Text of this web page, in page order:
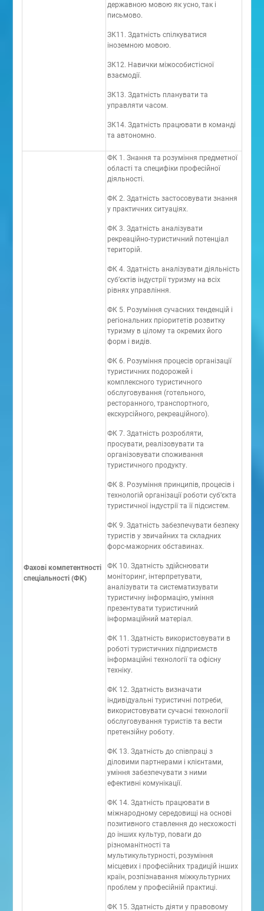
державною мовою як усно, так і
письмово.
ЗК11. Здатність спілкуватися
іноземною мовою.
ЗК12. Навички міжособистісної
взаємодії.
ЗК13. Здатність планувати та
управляти часом.
ЗК14. Здатність працювати в команді
та автономно.
Фахові компетентності
спеціальності (ФК)
ФК 1. Знання та розуміння предметної
області та специфіки професійної
діяльності.
ФК 2. Здатність застосовувати знання
у практичних ситуаціях.
ФК 3. Здатність аналізувати
рекреаційно-туристичний потенціал
територій.
ФК 4. Здатність аналізувати діяльність
суб’єктів індустрії туризму на всіх
рівнях управління.
ФК 5. Розуміння сучасних тенденцій і
регіональних пріоритетів розвитку
туризму в цілому та окремих його
форм і видів.
ФК 6. Розуміння процесів організації
туристичних подорожей і
комплексного туристичного
обслуговування (готельного,
ресторанного, транспортного,
екскурсійного, рекреаційного).
ФК 7. Здатність розробляти,
просувати, реалізовувати та
організовувати споживання
туристичного продукту.
ФК 8. Розуміння принципів, процесів і
технологій організації роботи суб’єкта
туристичної індустрії та її підсистем.
ФК 9. Здатність забезпечувати безпеку
туристів у звичайних та складних
форс-мажорних обставинах.
ФК 10. Здатність здійснювати
моніторинг, інтерпретувати,
аналізувати та систематизувати
туристичну інформацію, уміння
презентувати туристичний
інформаційний матеріал.
ФК 11. Здатність використовувати в
роботі туристичних підприємств
інформаційні технології та офісну
техніку.
ФК 12. Здатність визначати
індивідуальні туристичні потреби,
використовувати сучасні технології
обслуговування туристів та вести
претензійну роботу.
ФК 13. Здатність до співпраці з
діловими партнерами і клієнтами,
уміння забезпечувати з ними
ефективні комунікації.
ФК 14. Здатність працювати в
міжнародному середовищі на основі
позитивного ставлення до несхожості
до інших культур, поваги до
різноманітності та
мультикультурності, розуміння
місцевих і професійних традицій інших
країн, розпізнавання міжкультурних
проблем у професійній практиці.
ФК 15. Здатність діяти у правовому